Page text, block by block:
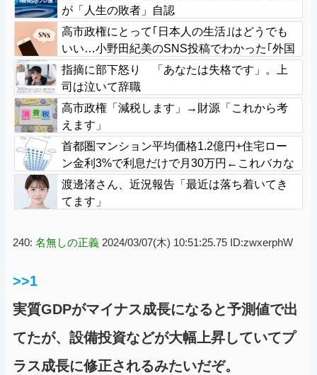
が「人生の敗者」自認
高市政権にとって｢日本人の生活｣はどうでも
いい…小野田紀美のSNS投稿でわかった｢外国
人政策｣の本当の狙い
指摘に部下怒り 「あなたは失格です」。上
司は泣いて辞職
高市政権「減税します」→財源「これから考
えます」
首都圏マンション平均価格1.2億円+住宅ロー
ン金利3%で利息だけで月30万円←これバカな
ん？
渡邊渚さん、近況報告「最近は落ち着いてき
てます」
240: 名無しの正義 2024/03/07(木) 10:51:25.75 ID:zwxerphW
>>1
実質GDPがマイナス成長になると予測値で出
てたが、設備投資などが大幅上昇していてプ
ラス成長に修正されるみたいだぞ。